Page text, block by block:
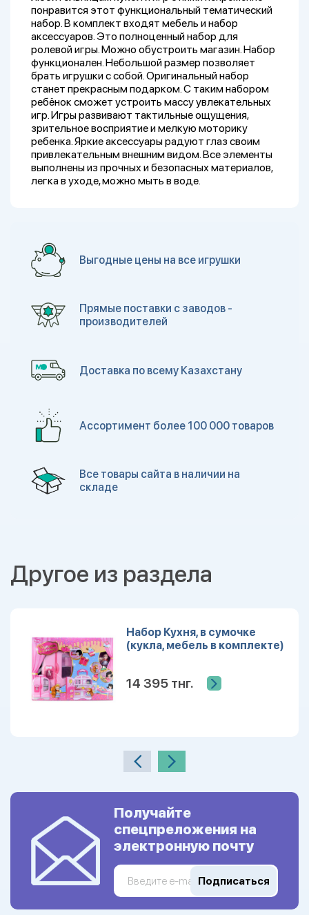
понравится этот функциональный тематический
набор. В комплект входят мебель и набор
аксессуаров. Это полноценный набор для
ролевой игры. Можно обустроить магазин. Набор
функционален. Небольшой размер позволяет
брать игрушки с собой. Оригинальный набор
станет прекрасным подарком. С таким набором
ребёнок сможет устроить массу увлекательных
игр. Игры развивают тактильные ощущения,
зрительное восприятие и мелкую моторику
ребенка. Яркие аксессуары радуют глаз своим
привлекательным внешним видом. Все элементы
выполнены из прочных и безопасных материалов,
легка в уходе, можно мыть в воде.
Выгодные цены на все игрушки
Прямые поставки с заводов -
производителей
Доставка по всему Казахстану
Ассортимент более 100 000 товаров
Все товары сайта в наличии на
складе
Другое из раздела
Набор Кухня, в сумочке
(кукла, мебель в комплекте)
14 395 тнг.
Получайте
спецпреложения на
электронную почту
Подписаться